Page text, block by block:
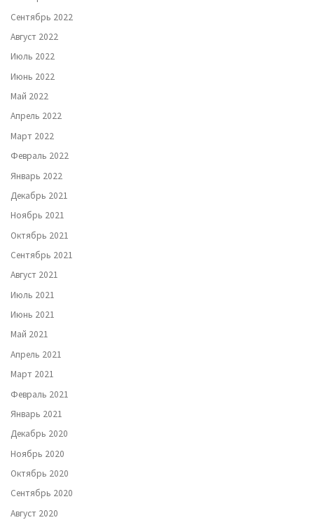
Сентябрь 2022
Август 2022
Июль 2022
Июнь 2022
Май 2022
Апрель 2022
Март 2022
Февраль 2022
Январь 2022
Декабрь 2021
Ноябрь 2021
Октябрь 2021
Сентябрь 2021
Август 2021
Июль 2021
Июнь 2021
Май 2021
Апрель 2021
Март 2021
Февраль 2021
Январь 2021
Декабрь 2020
Ноябрь 2020
Октябрь 2020
Сентябрь 2020
Август 2020